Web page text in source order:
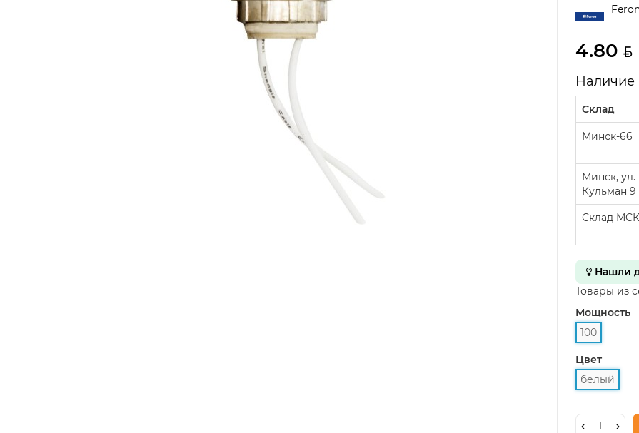
4.80
Наличие
Склад
Минск-66
Минск, ул.
Кульман 9
Склад МСК
Нашли
Товары из
Мощность
100
Цвет
белый